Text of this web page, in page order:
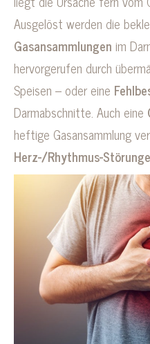
Ausgelöst werden die
Gasansammlungen im
hervorgerufen durch
Speisen – oder eine
Darmabschnitte. Auch eine
heftige Gasansammlung
Herz-/Rhythmus-